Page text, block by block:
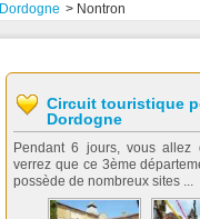
Dordogne > Nontron
Circuit touristique
Dordogne
Pendant 6 jours, vous allez
verrez que ce 3ème
possède de nombreux sites ...